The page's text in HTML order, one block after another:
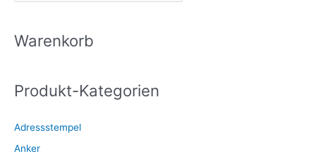
h
n
c
h
Warenkorb
Produkt-Kategorien
Adressstempel
Anker